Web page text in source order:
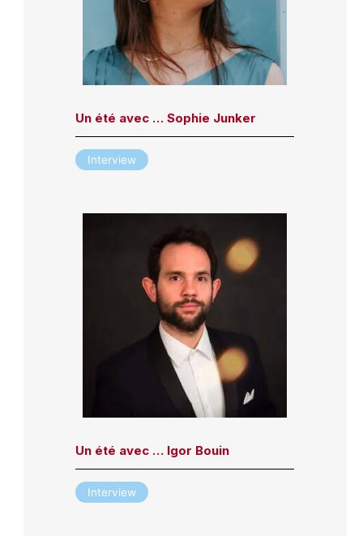
Un été avec … Sophie Junker
Interview
Un été avec … Igor Bouin
Interview